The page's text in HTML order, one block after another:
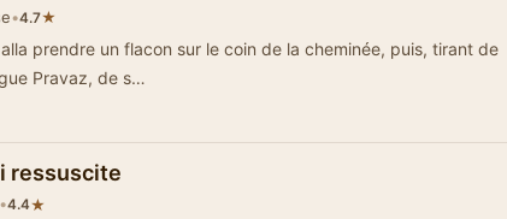
•4.7★
prendre un flacon sur le coin de la cheminée, puis, tirant de
Pravaz, de s…
ressuscite
•4.4★